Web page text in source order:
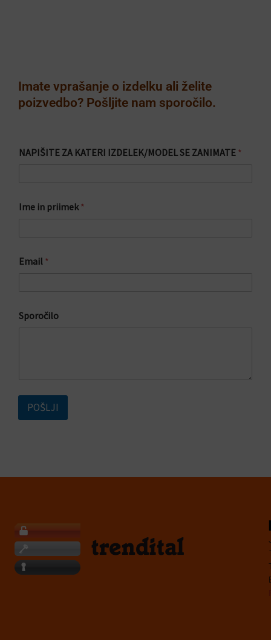
Imate vprašanje o izdelku ali želite
poizvedbo? Pošljite nam sporočilo.
NAPIŠITE ZA KATERI IZDELEK/MODEL SE ZANIMATE *
r
e
k
i
m
Ime in priimek*
Email *
Sporočilo
POŠLJI